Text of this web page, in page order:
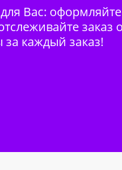
Вас:
каждый заказ!